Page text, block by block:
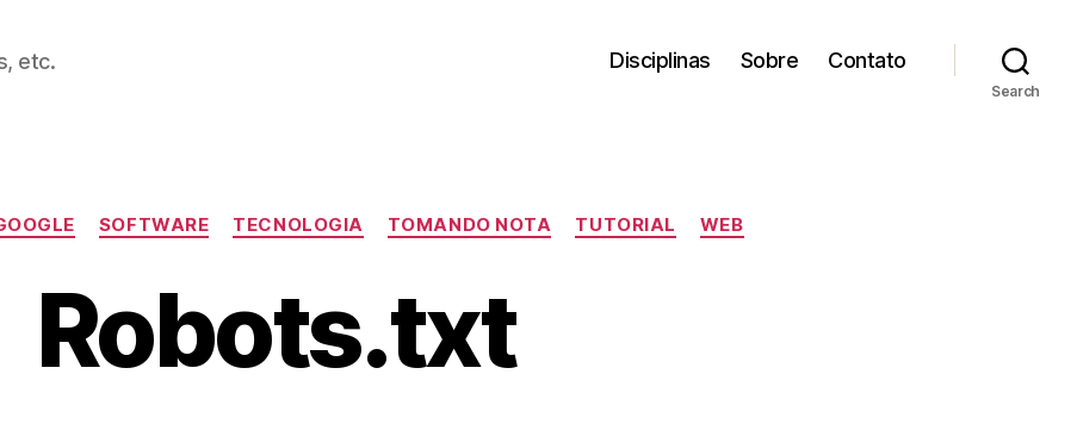
etc. Disciplinas Sobre Contato
Search
Categories
SOFTWARE TECNOLOGIA TOMANDO NOTA TUTORIAL WEB
Robots.txt